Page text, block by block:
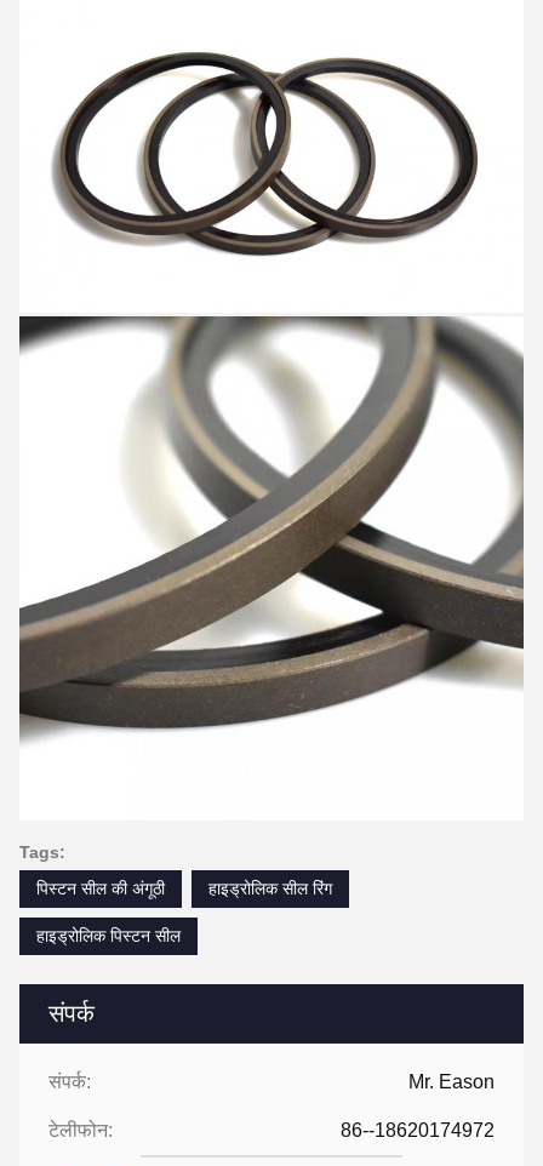
संपर्क
संपर्क: Mr. Eason
टेलीफोन: 86--18620174972
Tags:
पिस्टन सील की अंगूठी
हाइड्रोलिक सील रिंग
हाइड्रोलिक पिस्टन सील